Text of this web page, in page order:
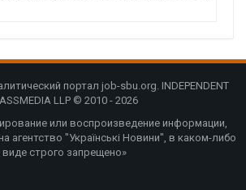
портал job-sbu.org. INDEPENDENT
LLP © 2010 - 2026
или воспроизведение информации,
агентство "Українські Новини", в каком-либо
виде строго запрещено»